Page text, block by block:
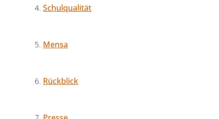
Schulqualität
Mensa
Rückblick